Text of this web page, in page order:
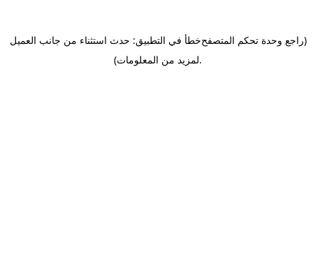
خطأ في التطبيق: حدث استثناء من جانب العميل(راجع وحدة تحكم المتصفح
لمزيد من المعلومات).